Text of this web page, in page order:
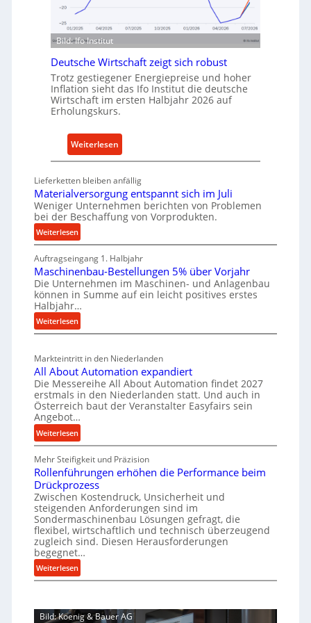
t
r
i
e
-
E
s
t
z
t
i
l
e
n
n
ü
r
n
a
c
h
a
t
i
g
e
W
r
k
z
e
a
u
r
o
e
s
s
Bild: Ifo Institut
Deutsche Wirtschaft zeigt sich robust
Trotz gestiegener Energiepreise und hoher
Inflation sieht das Ifo Institut die deutsche
Wirtschaft im ersten Halbjahr 2026 auf
Erholungskurs.
Weiterlesen
D
u
t
s
h
e
W
s
h
a
f
t
i
g
t
s
i
c
h
b
s
Lieferketten bleiben anfällig
Materialversorgung entspannt sich im Juli
Weniger Unternehmen berichten von Problemen
bei der Beschaffung von Vorprodukten.
Weiterlesen:
M
a
t
e
r
i
a
l
e
r
s
o
u
n
g
e
n
t
s
p
a
n
n
i
Auftragseingang 1. Halbjahr
Maschinenbau-Bestellungen 5% über Vorjahr
Die Unternehmen im Maschinen- und Anlagenbau
können in Summe auf ein leicht positives erstes
Halbjahr…
Weiterlesen:
M
s
c
h
i
n
e
n
a
u
-
B
e
s
t
e
l
l
n
Markteintritt in den Niederlanden
All About Automation expandiert
Die Messereihe All About Automation findet 2027
erstmals in den Niederlanden statt. Und auch in
Österreich baut der Veranstalter Easyfairs sein
Angebot…
Weiterlesen:
A
l
l
A
b
o
u
t
t
a
Mehr Steifigkeit und Präzision
Rollenführungen erhöhen die Performance beim
Drückprozess
Zwischen Kostendruck, Unsicherheit und
steigenden Anforderungen sind im
Sondermaschinenbau Lösungen gefragt, die
flexibel, wirtschaftlich und technisch überzeugend
zugleich sind. Diesen Herausforderungen
begegnet…
Weiterlesen:
R
l
l
Bild: Koenig & Bauer AG